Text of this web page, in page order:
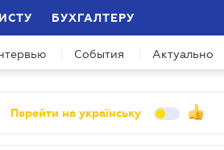
БУХГАЛТЕРУ
События Актуально
Перейти на українську